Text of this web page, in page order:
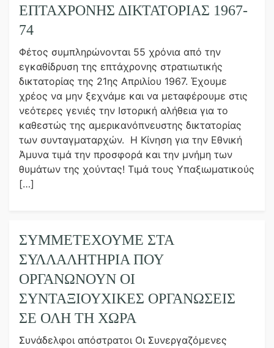
ΕΠΤΆΧΡΟΝΗΣ ΔΙΚΤΑΤΟΡΊΑΣ 1967-
74
Φέτος συμπληρώνονται 55 χρόνια από την
εγκαθίδρυση της επτάχρονης στρατιωτικής
δικτατορίας της 21ης Απριλίου 1967. Έχουμε
χρέος να μην ξεχνάμε και να μεταφέρουμε στις
νεότερες γενιές την Ιστορική αλήθεια για το
καθεστώς της αμερικανόπνευστης δικτατορίας
των συνταγματαρχών. Η Κίνηση για την Εθνική
Άμυνα τιμά την προσφορά και την μνήμη των
θυμάτων της χούντας! Τιμά τους Υπαξιωματικούς
[…]
ΣΥΜΜΕΤΈΧΟΥΜΕ ΣΤΑ
ΣΥΛΛΑΛΗΤΉΡΙΑ ΠΟΥ
ΟΡΓΑΝΏΝΟΥΝ ΟΙ
ΣΥΝΤΑΞΙΟΥΧΙΚΈΣ ΟΡΓΑΝΏΣΕΙΣ
ΣΕ ΌΛΗ ΤΗ ΧΏΡΑ
Συνάδελφοι απόστρατοι Οι Συνεργαζόμενες